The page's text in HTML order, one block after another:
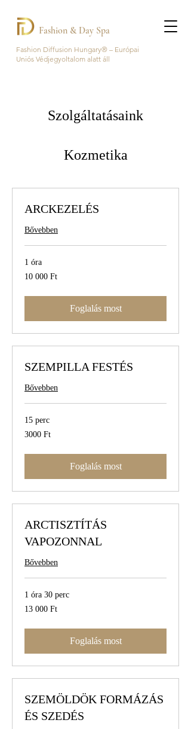
Fashion Diffusion Hungary® – Európai
Uniós Védjegyoltalom alatt áll
Fashion & Day Spa
Szolgáltatásaink
Kozmetika
ARCKEZELÉS
Bővebben
1 óra
10 000
magyar
10 000 Ft
Foglalás most
SZEMPILLA FESTÉS
Bővebben
15 perc
3000
magyar
3000 Ft
Foglalás most
ARCTISZTÍTÁS
VAPOZONNAL
Bővebben
1 óra 30 perc
13 000
magyar
13 000 Ft
Foglalás most
SZEMÖLDÖK FORMÁZÁS
ÉS SZEDÉS